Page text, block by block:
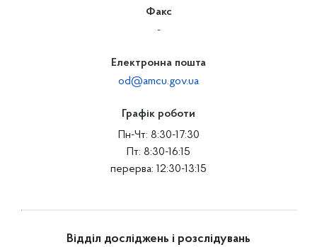
Факс
-
Електронна пошта
od@amcu.gov.ua
Графік роботи
Пн-Чт: 8:30-17:30
Пт: 8:30-16:15
перерва: 12:30-13:15
Відділ досліджень і розслідувань